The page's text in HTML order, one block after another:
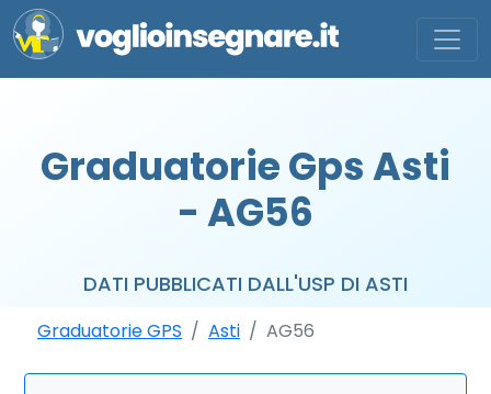
Graduatorie Gps Asti
- AG56
DATI PUBBLICATI DALL'USP DI ASTI
Graduatorie GPS Asti AG56